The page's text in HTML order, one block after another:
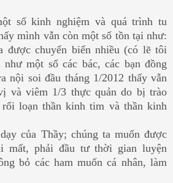
số kinh nghiệm và quá trình tu
mình vẫn còn một số tồn tại như:
được chuyển biến nhiều (có lẽ tôi
một số các bác, các bạn đồng
nội soi đầu tháng 1/2012 thấy vẫn
và viêm 1/3 thực quản do bị trào
loạn thần kinh tim và thần kinh
của Thầy; chúng ta muốn được
mất, phải đầu tư thời gian luyện
bỏ các ham muốn cá nhân, làm